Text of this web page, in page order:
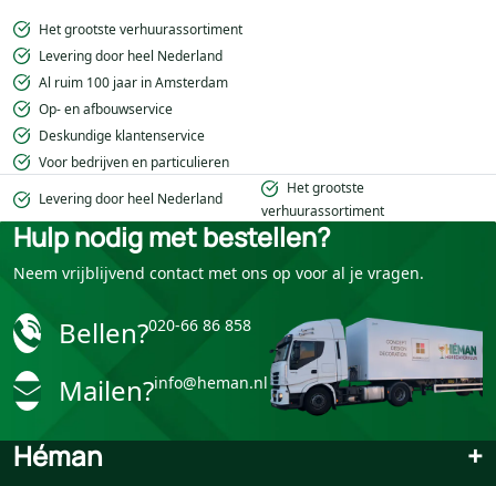
Het grootste verhuurassortiment
Levering door heel Nederland
Al ruim 100 jaar in Amsterdam
Op- en afbouwservice
Deskundige klantenservice
Voor bedrijven en particulieren
Levering door heel Nederland
Het grootste
verhuurassortiment
Hulp nodig met bestellen?
Neem vrijblijvend contact met ons op voor al je vragen.
Bellen?020-66 86 858
Mailen?info@heman.nl
Héman +